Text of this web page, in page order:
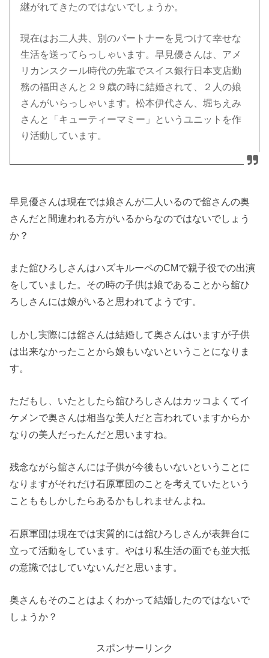
継がれてきたのではないでしょうか。
現在はお二人共、別のパートナーを見つけて幸せな
生活を送ってらっしゃいます。早見優さんは、アメ
リカンスクール時代の先輩でスイス銀行日本支店勤
務の福田さんと２９歳の時に結婚されて、２人の娘
さんがいらっしゃいます。松本伊代さん、堀ちえみ
さんと「キューティーマミー」というユニットを作
り活動しています。
早見優さんは現在では娘さんが二人いるので舘さんの奥
さんだと間違われる方がいるからなのではないでしょう
か？
また舘ひろしさんはハズキルーペのCMで親子役での出演
をしていました。その時の子供は娘であることから舘ひ
ろしさんには娘がいると思われてようです。
しかし実際には舘さんは結婚して奥さんはいますが子供
は出来なかったことから娘もいないということになりま
す。
ただもし、いたとしたら舘ひろしさんはカッコよくてイ
ケメンで奥さんは相当な美人だと言われていますからか
なりの美人だったんだと思いますね。
残念ながら舘さんには子供が今後もいないということに
なりますがそれだけ石原軍団のことを考えていたという
ことももしかしたらあるかもしれませんよね。
石原軍団は現在では実質的には舘ひろしさんが表舞台に
立って活動をしています。やはり私生活の面でも並大抵
の意識ではしていないんだと思います。
奥さんもそのことはよくわかって結婚したのではないで
しょうか？
スポンサーリンク